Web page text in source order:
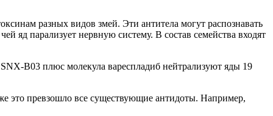
разных видов змей. Эти антитела могут распознавать
яд парализует нервную систему. В состав семейства входят
B03 плюс молекула вареспладиб нейтрализуют яды 19
это превзошло все существующие антидоты. Например,